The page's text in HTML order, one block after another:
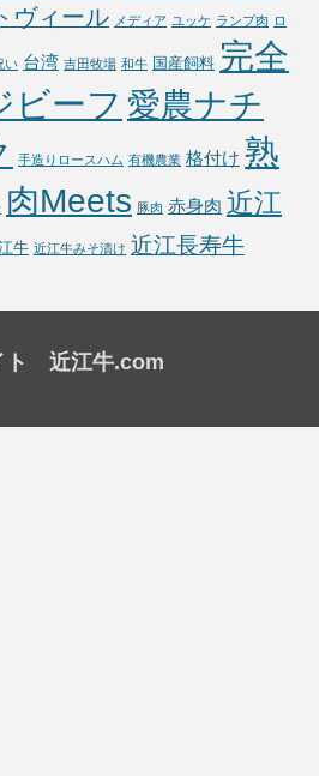
ヴィール メディア ユッケ ランプ肉 ロ
い 台湾 吉田牧場 和牛 国産飼料 完全
ビーフ 愛農ナチ
手造りロースハム 有機農業 格付け 熟
肉Meets 豚肉 赤身肉 近江
牛 近江牛みそ漬け 近江長寿牛
ト 近江牛.com